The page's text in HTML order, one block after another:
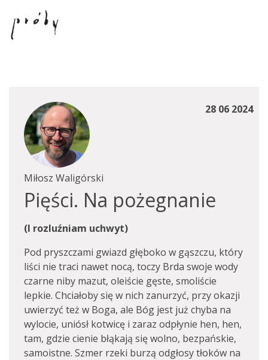
28 06 2024
Miłosz Waligórski
Pięści. Na pożegnanie
(I rozluźniam uchwyt)
Pod pryszczami gwiazd głęboko w gąszczu, który
liści nie traci nawet nocą, toczy Brda swoje wody
czarne niby mazut, oleiście gęste, smoliście
lepkie. Chciałoby się w nich zanurzyć, przy okazji
uwierzyć też w Boga, ale Bóg jest już chyba na
wylocie, uniósł kotwicę i zaraz odpłynie hen, hen,
tam, gdzie cienie błąkają się wolno, bezpańskie,
samoistne. Szmer rzeki burzą odgłosy tłoków na